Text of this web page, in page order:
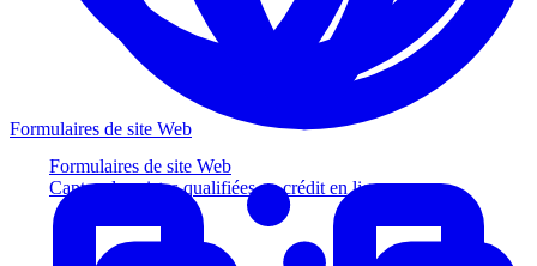
Formulaires de site Web
Captez des pistes qualifiées au crédit en ligne
Formulaires de site Web